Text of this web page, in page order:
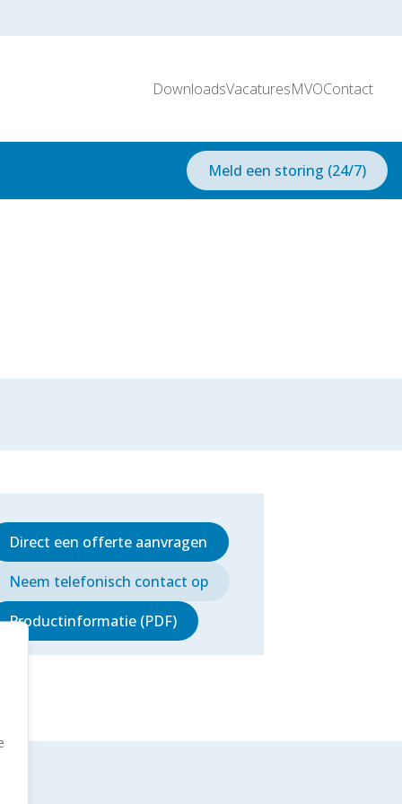
DownloadsVacaturesMVOContact
Meld een storing (24/7)
Direct een offerte aanvragen
Neem telefonisch contact op
Productinformatie (PDF)